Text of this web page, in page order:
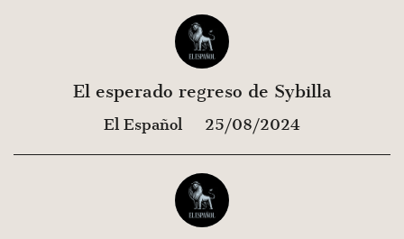
El esperado regreso de Sybilla
El Español 25/08/2024